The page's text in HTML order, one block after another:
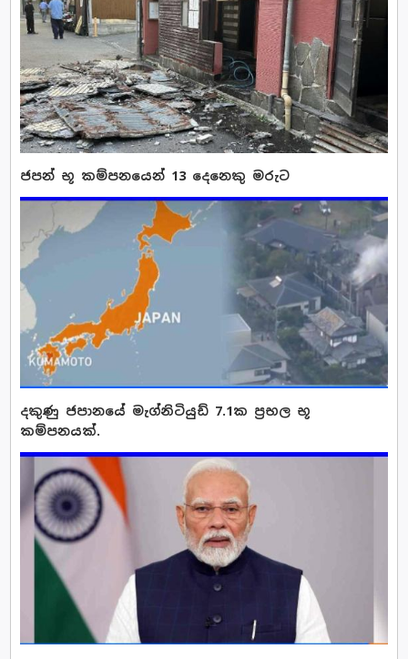
ජපන් භූ කම්පනයෙන් 13 දෙනෙකු මරුට
දකුණු ජපානයේ මැග්නිටියුඩ් 7.1ක ප්‍රභල භූ
කම්පනයක්.